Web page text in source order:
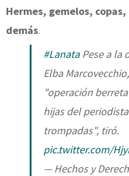
Hermes, gemelos,
demás.
#LanataPese a la
Elba
"operación
hijas del
trompadas", tiró.
pic.twitter.com/
— Hechos y